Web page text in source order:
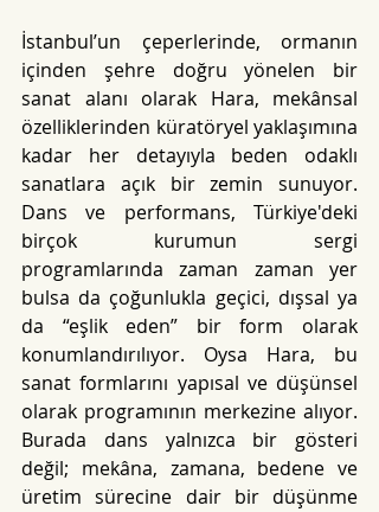
İstanbul’un çeperlerinde, ormanın
içinden şehre doğru yönelen bir
sanat alanı olarak Hara, mekânsal
özelliklerinden küratöryel yaklaşımına
kadar her detayıyla beden odaklı
sanatlara açık bir zemin sunuyor.
Dans ve performans, Türkiye'deki
birçok kurumun sergi
programlarında zaman zaman yer
bulsa da çoğunlukla geçici, dışsal ya
da “eşlik eden” bir form olarak
konumlandırılıyor. Oysa Hara, bu
sanat formlarını yapısal ve düşünsel
olarak programının merkezine alıyor.
Burada dans yalnızca bir gösteri
değil; mekâna, zamana, bedene ve
üretim sürecine dair bir düşünme